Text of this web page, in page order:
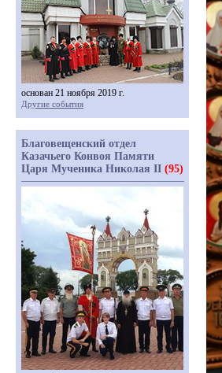
основан 21 ноября 2019 г.
Другие события
Благовещенский отдел
Казачьего Конвоя Памяти
Царя Мученика Николая II (95)